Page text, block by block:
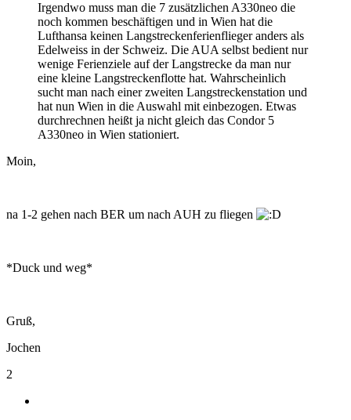
Irgendwo muss man die 7 zusätzlichen A330neo die
noch kommen beschäftigen und in Wien hat die
Lufthansa keinen Langstreckenferienflieger anders als
Edelweiss in der Schweiz. Die AUA selbst bedient nur
wenige Ferienziele auf der Langstrecke da man nur
eine kleine Langstreckenflotte hat. Wahrscheinlich
sucht man nach einer zweiten Langstreckenstation und
hat nun Wien in die Auswahl mit einbezogen. Etwas
durchrechnen heißt ja nicht gleich das Condor 5
A330neo in Wien stationiert.
Moin,
na 1-2 gehen nach BER um nach AUH zu fliegen
*Duck und weg*
Gruß,
Jochen
2